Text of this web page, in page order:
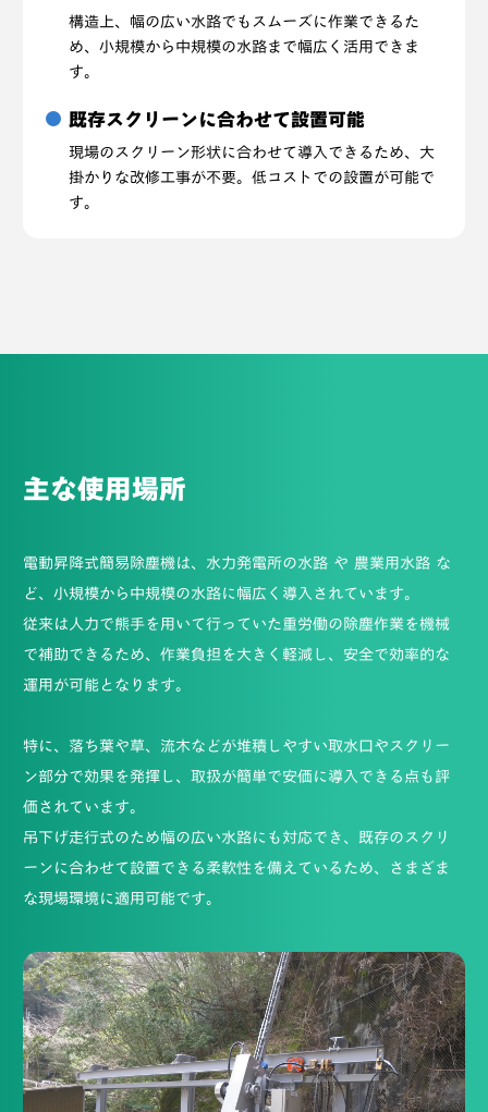
構造上、幅の広い水路でもスムーズに作業できるた
め、小規模から中規模の水路まで幅広く活用できま
す。
既存スクリーンに合わせて設置可能
現場のスクリーン形状に合わせて導入できるため、大
掛かりな改修工事が不要。低コストでの設置が可能で
す。
主な使用場所
電動昇降式簡易除塵機は、水力発電所の水路 や 農業用水路 な
ど、小規模から中規模の水路に幅広く導入されています。
従来は人力で熊手を用いて行っていた重労働の除塵作業を機械
で補助できるため、作業負担を大きく軽減し、安全で効率的な
運用が可能となります。
特に、落ち葉や草、流木などが堆積しやすい取水口やスクリー
ン部分で効果を発揮し、取扱が簡単で安価に導入できる点も評
価されています。
吊下げ走行式のため幅の広い水路にも対応でき、既存のスクリ
ーンに合わせて設置できる柔軟性を備えているため、さまざま
な現場環境に適用可能です。